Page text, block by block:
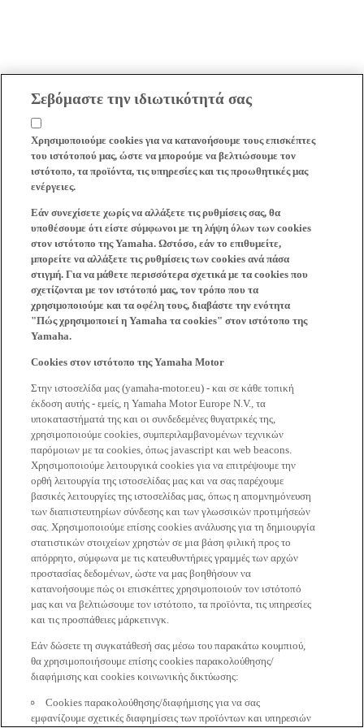
Σεβόμαστε την ιδιωτικότητά σας
Χρησιμοποιούμε cookies για να κατανοήσουμε τους επισκέπτες
του ιστότοπού μας, ώστε να μπορούμε να βελτιώσουμε τον
ιστότοπο, τα προϊόντα, τις υπηρεσίες και τις προωθητικές μας
ενέργειες.
Εάν συνεχίσετε χωρίς να αλλάξετε τις ρυθμίσεις σας, θα
υποθέσουμε ότι είστε σύμφωνοι με τη λήψη όλων των cookies
στον ιστότοπο της Yamaha. Ωστόσο, εάν το επιθυμείτε,
μπορείτε να αλλάξετε τις ρυθμίσεις των cookies ανά πάσα
στιγμή. Για να μάθετε περισσότερα σχετικά με τα cookies που
σχετίζονται με τον ιστότοπό μας, τον τρόπο που τα
χρησιμοποιούμε και τα οφέλη τους, διαβάστε την ενότητα
"Πώς χρησιμοποιεί η Yamaha τα cookies" στον ιστότοπο της
Yamaha.
Cookies στον ιστότοπο της Yamaha Motor
Στην ιστοσελίδα μας (yamaha-motor.eu) - και σε κάθε τοπική
έκδοση αυτής - εμείς, η Yamaha Motor Europe N.V., τα
υποκαταστήματά της και οι συνδεδεμένες θυγατρικές της,
χρησιμοποιούμε cookies, συμπεριλαμβανομένων τεχνικών
παρόμοιων με τα cookies, όπως javascript και web beacons.
Χρησιμοποιούμε λειτουργικά cookies για να επιτρέψουμε την
ορθή λειτουργία της ιστοσελίδας μας και να σας παρέχουμε
βασικές λειτουργίες της ιστοσελίδας μας, όπως η απομνημόνευση
των διαπιστευτηρίων σύνδεσης και των γλωσσικών προτιμήσεών
σας. Χρησιμοποιούμε επίσης cookies ανάλυσης για τη δημιουργία
στατιστικών στοιχείων χρηστών σε μια βάση φιλική προς το
απόρρητο, σύμφωνα με τις κατευθυντήριες γραμμές των αρχών
προστασίας δεδομένων, ώστε να μας βοηθήσουν να
κατανοήσουμε πώς οι επισκέπτες χρησιμοποιούν τον ιστότοπό
μας και να βελτιώσουμε τον ιστότοπο, τα προϊόντα, τις υπηρεσίες
και τις προσπάθειες μάρκετινγκ.
Εάν δώσετε τη συγκατάθεσή σας μέσω του παρακάτω κουμπιού,
θα χρησιμοποιήσουμε επίσης cookies παρακολούθησης/
διαφήμισης και cookies κοινωνικής δικτύωσης:
Cookies παρακολούθησης/διαφήμισης για να σας
εμφανίζουμε σχετικές διαφημίσεις των προϊόντων και υπηρεσιών